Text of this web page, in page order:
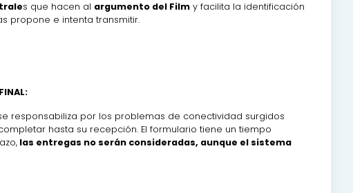
s que hacen al argumento del Film y facilita la identificación
propone e intenta transmitir.
responsabiliza por los problemas de conectividad surgidos
hasta su recepción. El formulario tiene un tiempo
las entregas no serán consideradas, aunque el sistema